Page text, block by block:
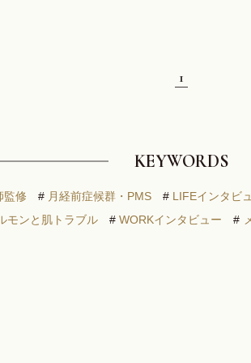
1
KEYWORDS
監修 # 月経前症候群・PMS # LIFEインタビ
モンと肌トラブル # WORKインタビュー #